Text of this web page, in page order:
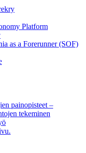
Platform
as a Forerunner (SOF)
painopisteet –
tekeminen